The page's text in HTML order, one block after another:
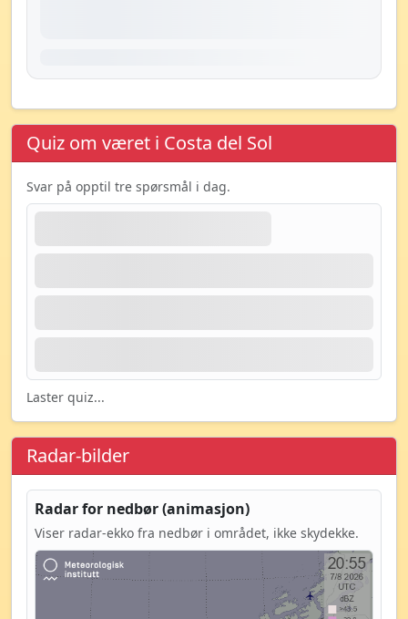
Quiz om været i Costa del Sol
Svar på opptil tre spørsmål i dag.
Laster quiz...
Radar-bilder
Radar for nedbør (animasjon)
Viser radar-ekko fra nedbør i området, ikke skydekke.